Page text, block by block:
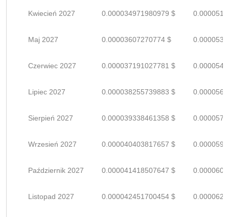
Kwiecień 2027 0.000034971980979 $
Maj 2027 0.00003607270774 $
Czerwiec 2027 0.000037191027781 $
Lipiec 2027 0.000038255739883 $
Sierpień 2027 0.000039338461358 $
Wrzesień 2027 0.000040403817657 $
Październik 2027 0.000041418507647 $
Listopad 2027 0.000042451700454 $